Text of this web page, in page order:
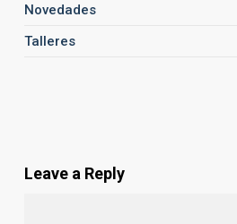
Novedades
Talleres
Leave a Reply